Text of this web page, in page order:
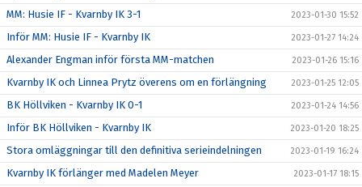
MM: Husie IF - Kvarnby IK 3-1 2023-01-30 15:52
Inför MM: Husie IF - Kvarnby IK 2023-01-27 14:24
Alexander Engman inför första MM-matchen 2023-01-26 15:16
Kvarnby IK och Linnea Prytz överens om en förlängning 2023-01-25 12:05
BK Höllviken - Kvarnby IK 0-1 2023-01-24 14:56
Inför BK Höllviken - Kvarnby IK 2023-01-20 18:25
Stora omläggningar till den definitiva serieindelningen 2023-01-19 16:24
Kvarnby IK förlänger med Madelen Meyer 2023-01-17 18:15